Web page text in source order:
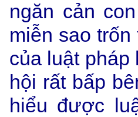
ngăn cản
miễn sao
của luật
hội rất bấp
hiểu được